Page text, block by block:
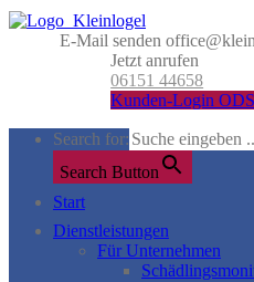
E-Mail senden
Jetzt anrufen
06151 44658
Kunden-Login ODS
Search for:
Search Button
Start
Dienstleistungen
Für Unternehmen